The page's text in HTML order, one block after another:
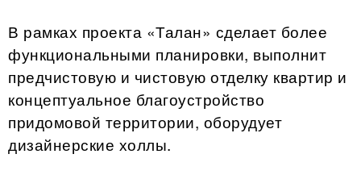
В рамках проекта «Талан» сделает более
функциональными планировки, выполнит
предчистовую и чистовую отделку квартир и
концептуальное благоустройство
придомовой территории, оборудует
дизайнерские холлы.